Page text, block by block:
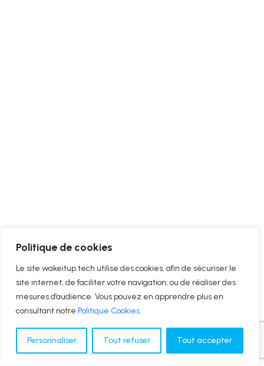
Politique de cookies
Le site wakeitup.tech utilise des cookies, afin de sécuriser le
site internet, de faciliter votre navigation, ou de réaliser des
mesures d’audience. Vous pouvez en apprendre plus en
consultant notre Politique Cookies
Personnaliser Tout refuser Tout accepter